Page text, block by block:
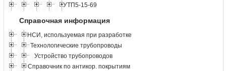
УТП5-15-69
Справочная информация
НСИ, используемая при разработке
Технологические трубопроводы
Устройство трубопроводов
Справочник по антикор. покрытиям